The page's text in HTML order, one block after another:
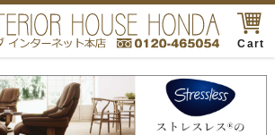
Cart